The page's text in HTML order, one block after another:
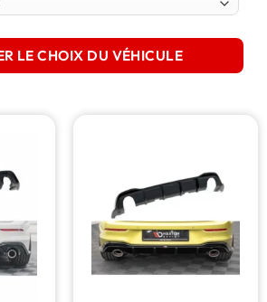
LE CHOIX DU VÉHICULE